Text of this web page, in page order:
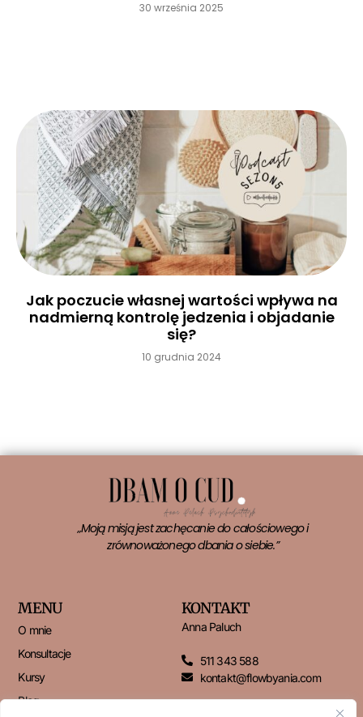
30 września 2025
Jak poczucie własnej wartości wpływa na
nadmierną kontrolę jedzenia i objadanie
się?
10 grudnia 2024
„Moją misją jest zachęcanie do całościowego i
zrównoważonego dbania o siebie.”
MENU
O mnie
Konsultacje
Kursy
Blog
KONTAKT
Anna Paluch
511 343 588
kontakt@flowbyania.com